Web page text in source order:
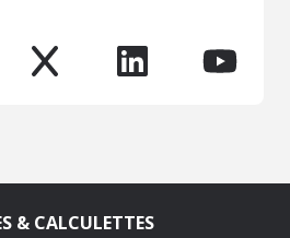
& CALCULETTES